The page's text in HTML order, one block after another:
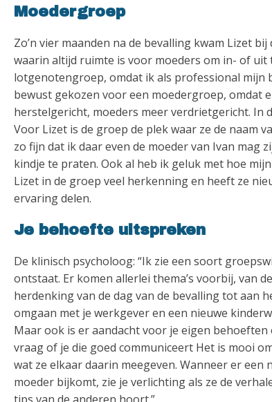
Moedergroep
Zo’n vier maanden na de bevalling kwam Lizet
waarin altijd ruimte is voor moeders om in- of
lotgenotengroep, omdat ik als professional mijn
bewust gekozen voor een moedergroep, omdat
herstelgericht, moeders meer verdrietgericht. In
Voor Lizet is de groep de plek waar ze de naam
zo fijn dat ik daar even de moeder van Ivan mag
kindje te praten. Ook al heb ik geluk met hoe
Lizet in de groep veel herkenning en heeft ze
ervaring delen.
Je behoefte uitspreken
De klinisch psycholoog: “Ik zie een soort
ontstaat. Er komen allerlei thema’s voorbij, van de
herdenking van de dag van de bevalling tot aan
omgaan met je werkgever en een nieuwe
Maar ook is er aandacht voor je eigen behoeften
vraag of je die goed communiceert Het is mooi
wat ze elkaar daarin meegeven. Wanneer er een
moeder bijkomt, zie je verlichting als ze de